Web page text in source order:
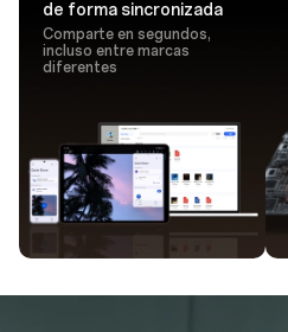
de forma sincronizada
Comparte en segundos,
incluso entre marcas
diferentes